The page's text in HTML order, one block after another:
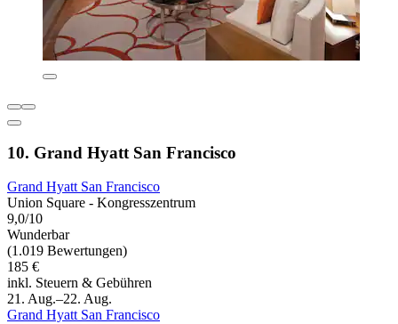
10. Grand Hyatt San Francisco
Grand Hyatt San Francisco
Union Square - Kongresszentrum
9,0/10
Wunderbar
(1.019 Bewertungen)
185 €
inkl. Steuern & Gebühren
21. Aug.–22. Aug.
Grand Hyatt San Francisco